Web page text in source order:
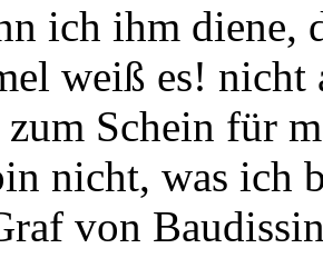
ich ihm diene,
weiß es!
Schein für
nicht, was
von